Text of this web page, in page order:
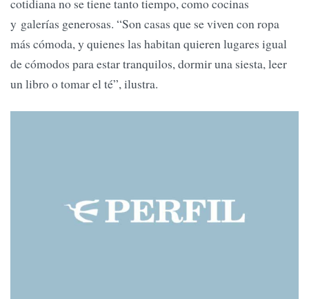
cotidiana no se tiene tanto tiempo, como cocinas
y galerías generosas. “Son casas que se viven con ropa
más cómoda, y quienes las habitan quieren lugares igual
de cómodos para estar tranquilos, dormir una siesta, leer
un libro o tomar el té”, ilustra.